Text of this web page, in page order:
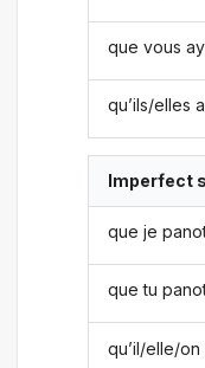
que vous
qu’ils/elles
Imperfect
que je
que tu
qu’il/elle/